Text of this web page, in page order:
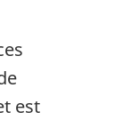
est